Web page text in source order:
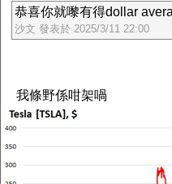
恭喜你就嚟有得dollar
沙文 發表於 2025/3/11 22:00
我條野係咁架喎